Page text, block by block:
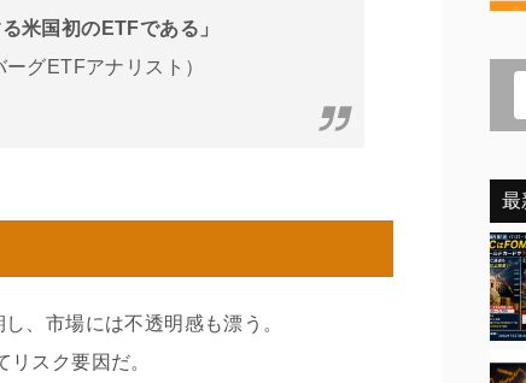
米国初のETFである」
グETFアナリスト）
、市場には不透明感も漂う。
リスク要因だ。
最